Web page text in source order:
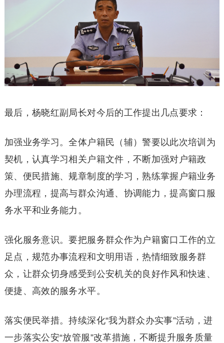
最后，杨晓红副局长对今后的工作提出几点要求：
加强业务学习。全体户籍民（辅）警要以此次培训为
契机，认真学习相关户籍文件，不断加强对户籍政
策、便民措施、规章制度的学习，熟练掌握户籍业务
办理流程，提高与群众沟通、协调能力，提高窗口服
务水平和业务能力。
强化服务意识。要把服务群众作为户籍窗口工作的立
足点，规范办事流程和文明用语，热情细致服务群
众，让群众切身感受到公安机关的良好作风和快速、
便捷、高效的服务水平。
落实便民举措。持续深化“我为群众办实事”活动，进
一步落实公安“放管服”改革措施，不断提升服务质量